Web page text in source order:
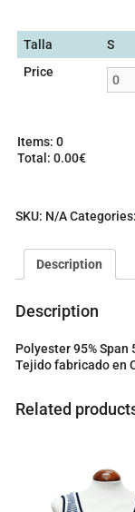
Talla S
Price
Items: 0
Total : 0.00€
e
o
u
t
o
a
l
SKU: N/ACategories:
Description
Description
Polyester 95% Span
Tejido fabricado en
Related